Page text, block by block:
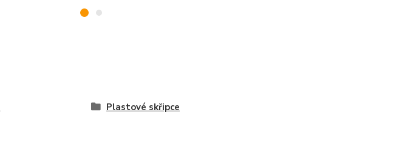
Plastové skřipce